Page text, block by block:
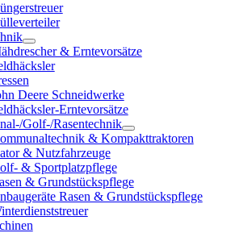
& Erntevorsätze
Deere Schneidwerke
Erntevorsätze
Golf-/Rasentechnik
& Kompakttraktoren
& Nutzfahrzeuge
& Sportplatzpflege
& Grundstückspflege
Rasen & Grundstückspflege